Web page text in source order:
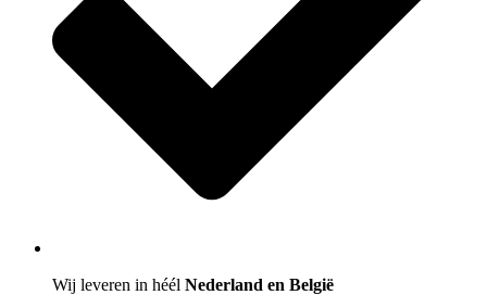
Wij leveren in héél Nederland en België